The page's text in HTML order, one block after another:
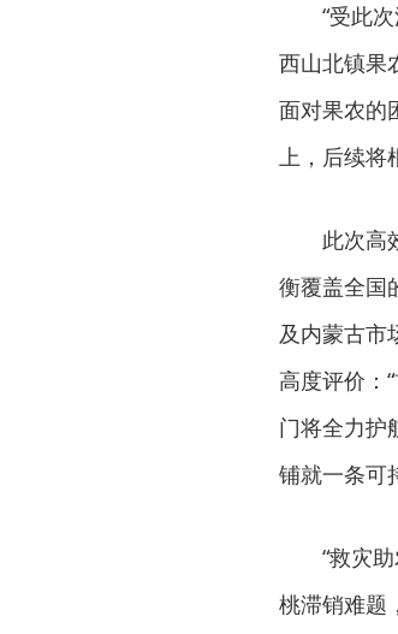
“受此
西山北镇果
面对果农的
上，后续将
此次高
衡覆盖全国
及内蒙古市
高度评价：
门将全力护
铺就一条可
“救灾
桃滞销难题